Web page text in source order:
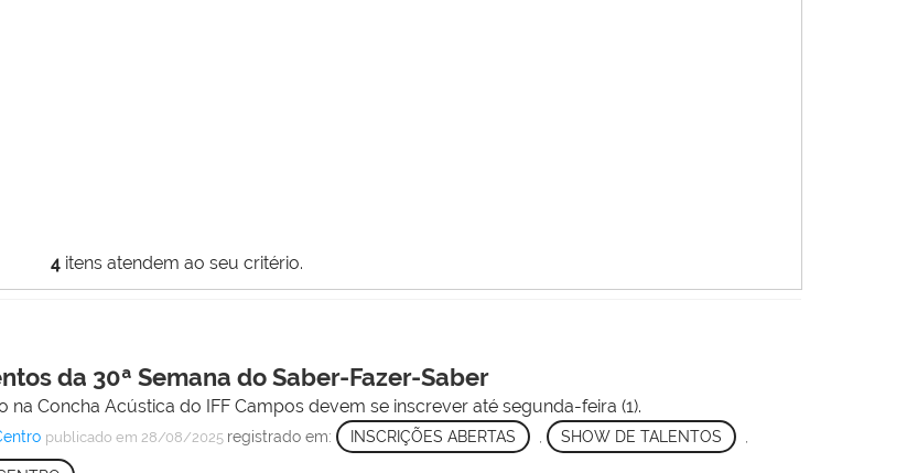
4itens atendem ao seu critério.
da 30ª Semana do Saber-Fazer-Saber
Concha Acústica do IFF Campos devem se inscrever até segunda-feira (1).
publicado em 28/08/2025 registrado em: INSCRIÇÕES ABERTAS SHOW DE TALENTOS